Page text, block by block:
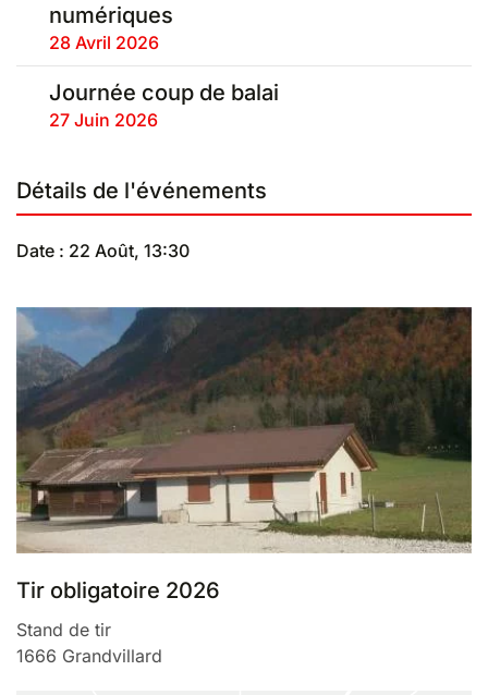
numériques
28 Avril 2026
Journée coup de balai
27 Juin 2026
Détails de l'événements
Date : 22 Août, 13:30
Tir obligatoire 2026
Stand de tir
1666 Grandvillard